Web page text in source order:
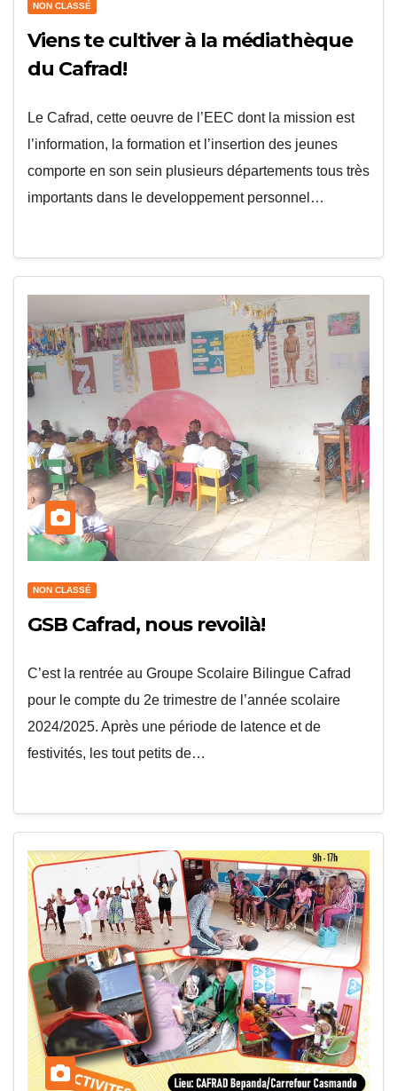
NON CLASSÉ
Viens te cultiver à la médiathèque
du Cafrad!
Le Cafrad, cette oeuvre de l’EEC dont la mission est
l’information, la formation et l’insertion des jeunes
comporte en son sein plusieurs départements tous très
importants dans le developpement personnel…
NON CLASSÉ
GSB Cafrad, nous revoilà!
C’est la rentrée au Groupe Scolaire Bilingue Cafrad
pour le compte du 2e trimestre de l’année scolaire
2024/2025. Après une période de latence et de
festivités, les tout petits de…